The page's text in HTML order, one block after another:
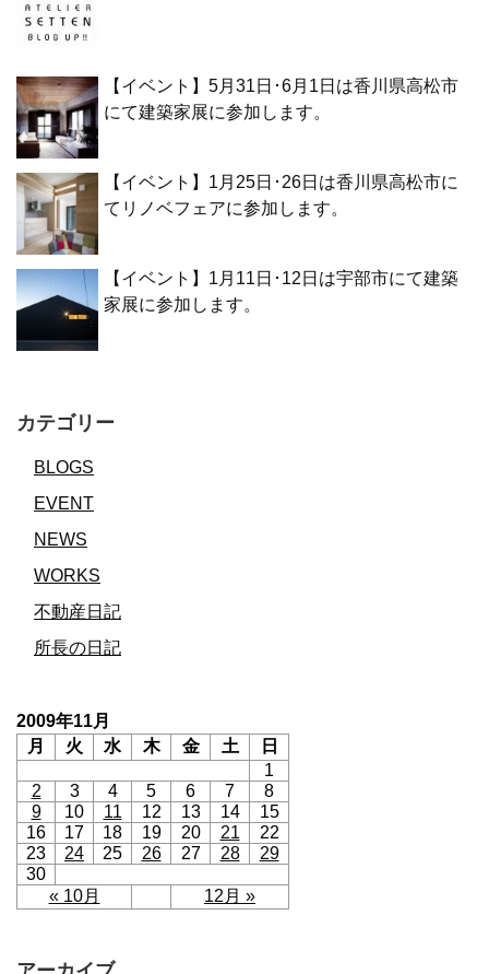
【イベント】5月31日･6月1日は香川県高松市
にて建築家展に参加します。
【イベント】1月25日･26日は香川県高松市に
てリノベフェアに参加します。
【イベント】1月11日･12日は宇部市にて建築
家展に参加します。
カテゴリー
BLOGS
EVENT
NEWS
WORKS
不動産日記
所長の日記
2009年11月
月
火 水 木 金 土 日
« 10月 12月 »
1
2
3 4 5 6 7
8
9
10 11 12 13 14
15
16
17 18 19 20 21
22
23
24 25 26 27 28
29
30